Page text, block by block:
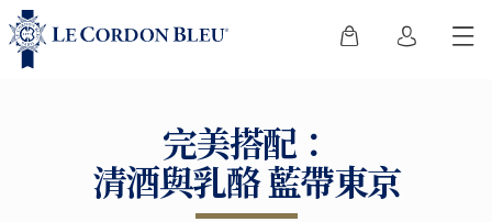
完美搭配：
清酒與乳酪 藍帶東京